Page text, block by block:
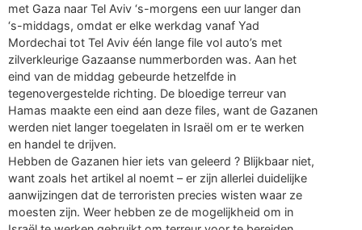
met Gaza naar Tel Aviv ‘s-morgens een uur langer dan
‘s-middags, omdat er elke werkdag vanaf Yad
Mordechai tot Tel Aviv één lange file vol auto’s met
zilverkleurige Gazaanse nummerborden was. Aan het
eind van de middag gebeurde hetzelfde in
tegenovergestelde richting. De bloedige terreur van
Hamas maakte een eind aan deze files, want de Gazanen
werden niet langer toegelaten in Israël om er te werken
en handel te drijven.
Hebben de Gazanen hier iets van geleerd ? Blijkbaar niet,
want zoals het artikel al noemt – er zijn allerlei duidelijke
aanwijzingen dat de terroristen precies wisten waar ze
moesten zijn. Weer hebben ze de mogelijkheid om in